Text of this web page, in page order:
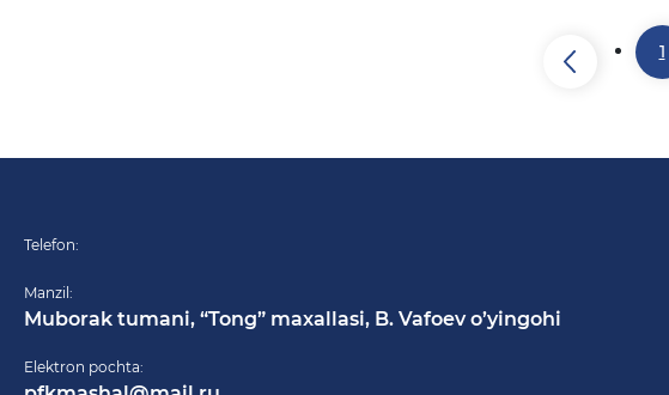
1
Telefon:
Manzil:
Muborak tumani, “Tong” maxallasi, B. Vafoev o’yingohi
Elektron pochta: